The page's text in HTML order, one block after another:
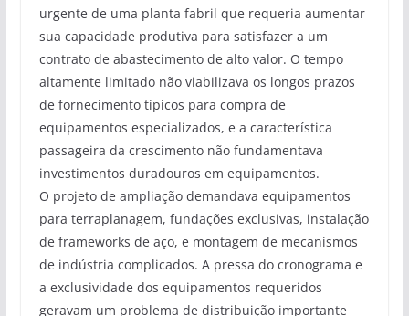
urgente de uma planta fabril que requeria aumentar
sua capacidade produtiva para satisfazer a um
contrato de abastecimento de alto valor. O tempo
altamente limitado não viabilizava os longos prazos
de fornecimento típicos para compra de
equipamentos especializados, e a característica
passageira da crescimento não fundamentava
investimentos duradouros em equipamentos.
O projeto de ampliação demandava equipamentos
para terraplanagem, fundações exclusivas, instalação
de frameworks de aço, e montagem de mecanismos
de indústria complicados. A pressa do cronograma e
a exclusividade dos equipamentos requeridos
geravam um problema de distribuição importante